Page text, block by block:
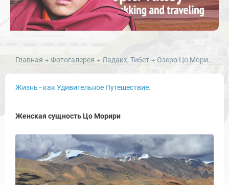
и Туры
Главная Фотогалерея Ладакх, Тибет Озеро Цо Морири (Тсо Морири), Ладакх, Гималаи.
Жизнь - как Удивительное Путешествие.
Женская сущность Цо Морири